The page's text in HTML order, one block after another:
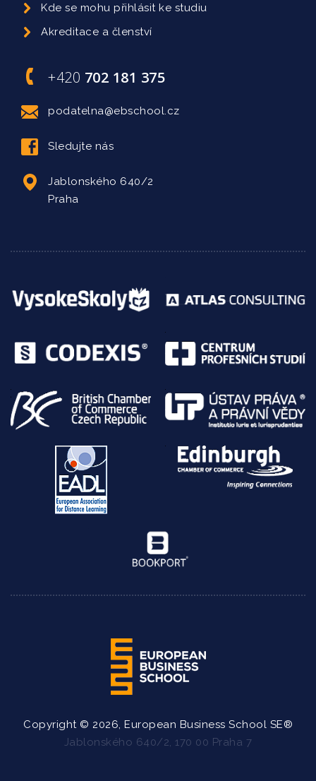
Kde se mohu přihlásit ke studiu
Akreditace a členství
+420 702 181 375
podatelna@ebschool.cz
Sledujte nás
Jablonského 640/2
Praha
Copyright © 2026, European Business School SE®
Jablonského 640/2, 170 00 Praha 7